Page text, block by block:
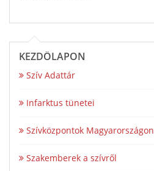
KEZDŐLAPON
Szív Adattár
Infarktus tünetei
Szívközpontok Magyarországon
Szakemberek a szívről